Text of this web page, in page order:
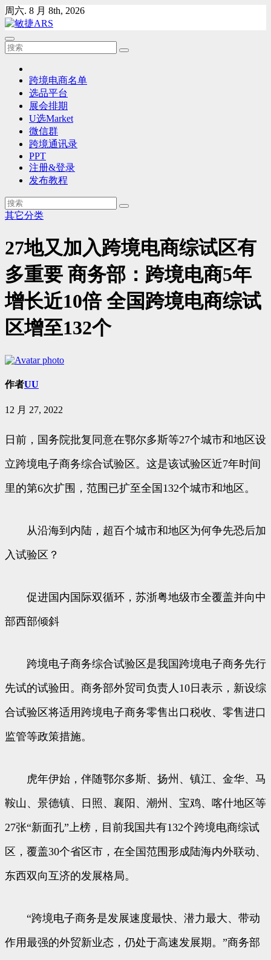
Skip
to
content
周六. 8 月 8th, 2026
跨境电商名单
选品平台
展会排期
U选Market
微信群
跨境通讯录
PPT
注册&登录
发布教程
其它分类
27地又加入跨境电商综试区有
多重要 商务部：跨境电商5年
增长近10倍 全国跨境电商综试
区增至132个
作者UU
12 月 27, 2022
日前，国务院批复同意在鄂尔多斯等27个城市和地区设
立跨境电子商务综合试验区。这是该试验区近7年时间
里的第6次扩围，范围已扩至全国132个城市和地区。
从沿海到内陆，超百个城市和地区为何争先恐后加
入试验区？
促进国内国际双循环，苏浙粤地级市全覆盖并向中
部西部倾斜
跨境电子商务综合试验区是我国跨境电子商务先行
先试的试验田。商务部外贸司负责人10日表示，新设综
合试验区将适用跨境电子商务零售出口税收、零售进口
监管等政策措施。
虎年伊始，伴随鄂尔多斯、扬州、镇江、金华、马
鞍山、景德镇、日照、襄阳、潮州、宝鸡、喀什地区等
27张“新面孔”上榜，目前我国共有132个跨境电商综试
区，覆盖30个省区市，在全国范围形成陆海内外联动、
东西双向互济的发展格局。
“跨境电子商务是发展速度最快、潜力最大、带动
作用最强的外贸新业态，仍处于高速发展期。”商务部